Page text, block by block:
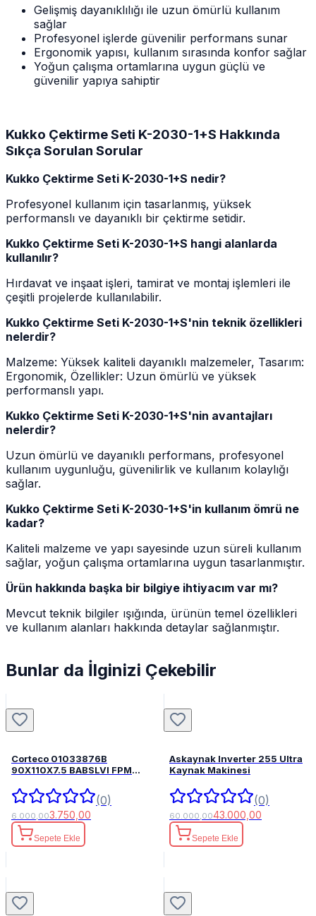
Gelişmiş dayanıklılığı ile uzun ömürlü kullanım
sağlar
Profesyonel işlerde güvenilir performans sunar
Ergonomik yapısı, kullanım sırasında konfor sağlar
Yoğun çalışma ortamlarına uygun güçlü ve
güvenilir yapıya sahiptir
Kukko Çektirme Seti K-2030-1+S Hakkında
Sıkça Sorulan Sorular
Kukko Çektirme Seti K-2030-1+S nedir?
Profesyonel kullanım için tasarlanmış, yüksek
performanslı ve dayanıklı bir çektirme setidir.
Kukko Çektirme Seti K-2030-1+S hangi alanlarda
kullanılır?
Hırdavat ve inşaat işleri, tamirat ve montaj işlemleri ile
çeşitli projelerde kullanılabilir.
Kukko Çektirme Seti K-2030-1+S'nin teknik özellikleri
nelerdir?
Malzeme: Yüksek kaliteli dayanıklı malzemeler, Tasarım:
Ergonomik, Özellikler: Uzun ömürlü ve yüksek
performanslı yapı.
Kukko Çektirme Seti K-2030-1+S'nin avantajları
nelerdir?
Uzun ömürlü ve dayanıklı performans, profesyonel
kullanım uygunluğu, güvenilirlik ve kullanım kolaylığı
sağlar.
Kukko Çektirme Seti K-2030-1+S'in kullanım ömrü ne
kadar?
Kaliteli malzeme ve yapı sayesinde uzun süreli kullanım
sağlar, yoğun çalışma ortamlarına uygun tasarlanmıştır.
Ürün hakkında başka bir bilgiye ihtiyacım var mı?
Mevcut teknik bilgiler ışığında, ürünün temel özellikleri
ve kullanım alanları hakkında detaylar sağlanmıştır.
Bunlar da İlginizi Çekebilir
Corteco 01033876B
90X110X7.5 BABSLVI FPM
(0)
6.000,003.750,00
Sepete Ekle
Askaynak Inverter 255 Ultra
Kaynak Makinesi
(0)
60.000,0043.000,00
Sepete Ekle